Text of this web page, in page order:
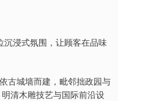
沉浸式氛围，让顾客在品味
古城墙而建，毗邻拙政园与
清木雕技艺与国际前沿设